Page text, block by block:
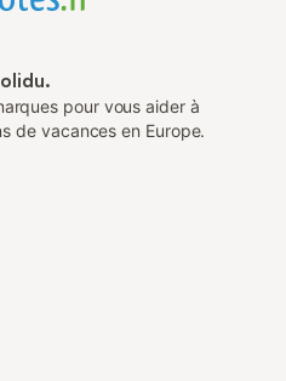
pour vous aider à
de vacances en Europe.